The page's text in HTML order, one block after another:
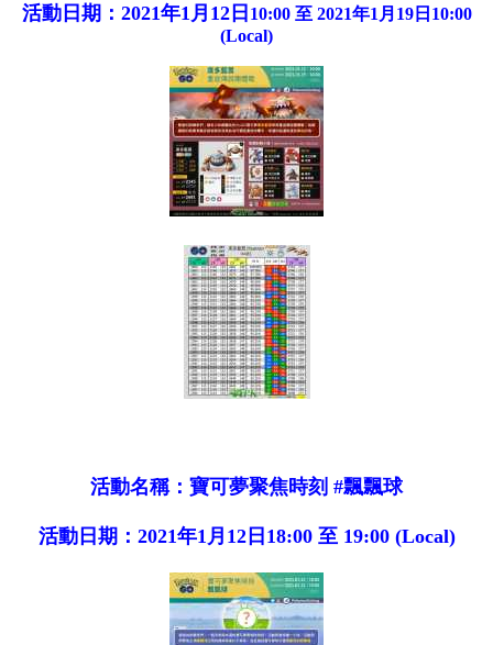
活動日期：2021年1月12日 10:00 至 2021年1月19日10:00
(Local)
活動名稱：寶可夢聚焦時刻 #飄飄球
活動日期：2021年1月12日18:00 至 19:00 (Local)